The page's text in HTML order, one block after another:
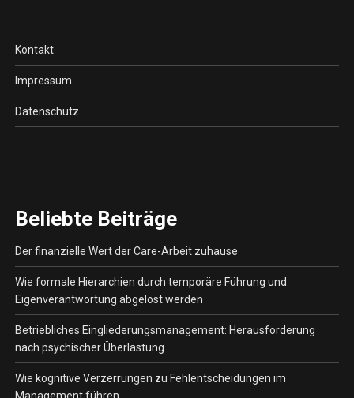
Kontakt
Impressum
Datenschutz
Beliebte Beiträge
Der finanzielle Wert der Care-Arbeit zuhause
Wie formale Hierarchien durch temporäre Führung und
Eigenverantwortung abgelöst werden
Betriebliches Eingliederungsmanagement: Herausforderung
nach psychischer Überlastung
Wie kognitive Verzerrungen zu Fehlentscheidungen im